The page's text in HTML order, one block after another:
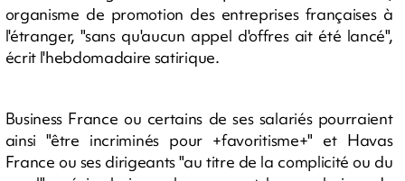
organisme de promotion des entreprises françaises à
l'étranger, "sans qu'aucun appel d'offres ait été lancé",
écrit l'hebdomadaire satirique.
Business France ou certains de ses salariés pourraient
ainsi "être incriminés pour +favoritisme+" et Havas
France ou ses dirigeants "au titre de la complicité ou du